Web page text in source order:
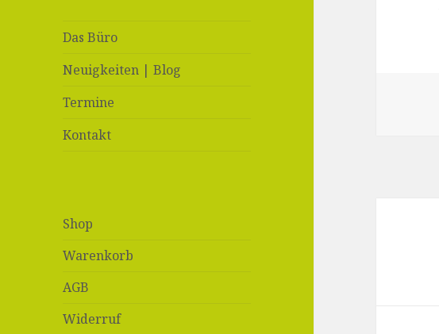
Das Büro
Neuigkeiten | Blog
Termine
Kontakt
Shop
Warenkorb
AGB
Widerruf